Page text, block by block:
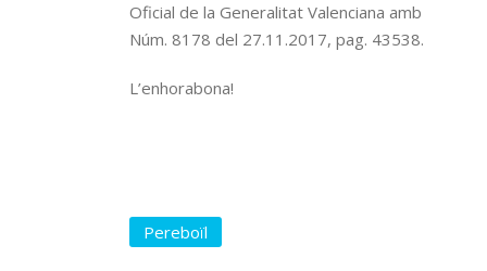
Oficial de la Generalitat Valenciana amb
Núm. 8178 del 27.11.2017, pag. 43538.
L’enhorabona!
Pereboïl